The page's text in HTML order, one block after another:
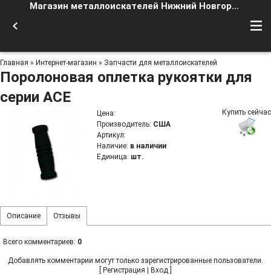
Магазин металлоискателей Нижний Новгород
Главная » Интернет-магазин » Запчасти для металлоискателей
Поролоновая оплетка рукоятки для
серии ACE
Цена:
Производитель: США
Артикул:
Наличие: в наличии
Единица: шт.
Купить сейчас
Описание Отзывы
Всего комментариев: 0
Добавлять комментарии могут только зарегистрированные пользователи.
Регистрация Вход